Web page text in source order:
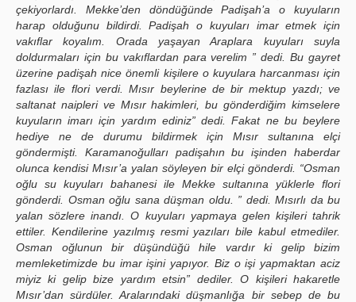
çekiyorlardı. Mekke’den döndüğünde Padişah’a o kuyuların
harap olduğunu bildirdi. Padişah o kuyuları imar etmek için
vakıflar koyalım. Orada yaşayan Araplara kuyuları suyla
doldurmaları için bu vakıflardan para verelim ” dedi. Bu gayret
üzerine padişah nice önemli kişilere o kuyulara harcanması için
fazlası ile flori verdi. Mısır beylerine de bir mektup yazdı; ve
saltanat naipleri ve Mısır hakimleri, bu gönderdiğim kimselere
kuyuların imarı için yardım ediniz” dedi. Fakat ne bu beylere
hediye ne de durumu bildirmek için Mısır sultanına elçi
göndermişti. Karamanoğulları padişahın bu işinden haberdar
olunca kendisi Mısır’a yalan söyleyen bir elçi gönderdi. “Osman
oğlu su kuyuları bahanesi ile Mekke sultanına yüklerle flori
gönderdi. Osman oğlu sana düşman oldu. ” dedi. Mısırlı da bu
yalan sözlere inandı. O kuyuları yapmaya gelen kişileri tahrik
ettiler. Kendilerine yazılmış resmi yazıları bile kabul etmediler.
Osman oğlunun bir düşündüğü hile vardır ki gelip bizim
memleketimizde bu imar işini yapıyor. Biz o işi yapmaktan aciz
miyiz ki gelip bize yardım etsin” dediler. O kişileri hakaretle
Mısır’dan sürdüler. Aralarındaki düşmanlığa bir sebep de bu